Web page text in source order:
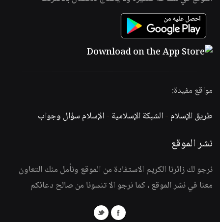
مواقع مفيدة:
طريق الإسلام -الشبكة الإسلامية -الإسلام سؤال وجواب
نشر الموقع
نرجو لك زائرنا الكريم الاستفادة من الموقع ونأمل منك التعاون
معنا في نشر الموقع ، كما نرجو الا تنسونا من صالح دعائكم